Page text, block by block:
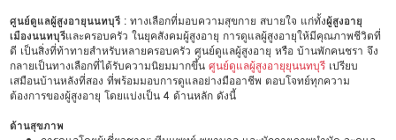
ศูนย์ดูแลผู้สูงอายุนนทบุรี : ทางเลือกที่มอบความสุขกาย สบายใจ แก่ทั้งผู้สูงอายุ
เมืองนนทบุรีและครอบครัว ในยุคสังคมผู้สูงอายุ การดูแลผู้สูงอายุให้มีคุณภาพชีวิตที่
ดี เป็นสิ่งที่ท้าทายสำหรับหลายครอบครัว ศูนย์ดูแลผู้สูงอายุ หรือ บ้านพักคนชรา จึง
กลายเป็นทางเลือกที่ได้รับความนิยมมากขึ้นศูนย์ดูแลผู้สูงอายุยุนนทบุรี เปรียบ
เสมือนบ้านหลังที่สอง ที่พร้อมมอบการดูแลอย่างมืออาชีพ ตอบโจทย์ทุกความ
ต้องการของผู้สูงอายุ โดยแบ่งเป็น 4 ด้านหลัก ดังนี้
ด้านสุขภาพ